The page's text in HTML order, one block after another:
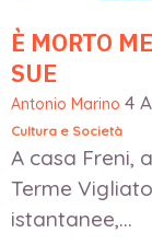
È MORTO
SUE
Antonio Marino 4
Cultura e Società
A casa Freni,
Terme
istantanee,...